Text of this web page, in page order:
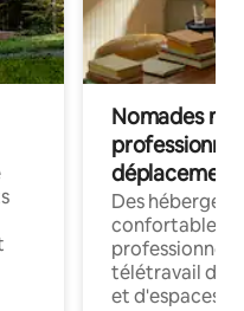
Nomades
déplacement
Des
confortables
professionnels
télétravail
et d'espaces